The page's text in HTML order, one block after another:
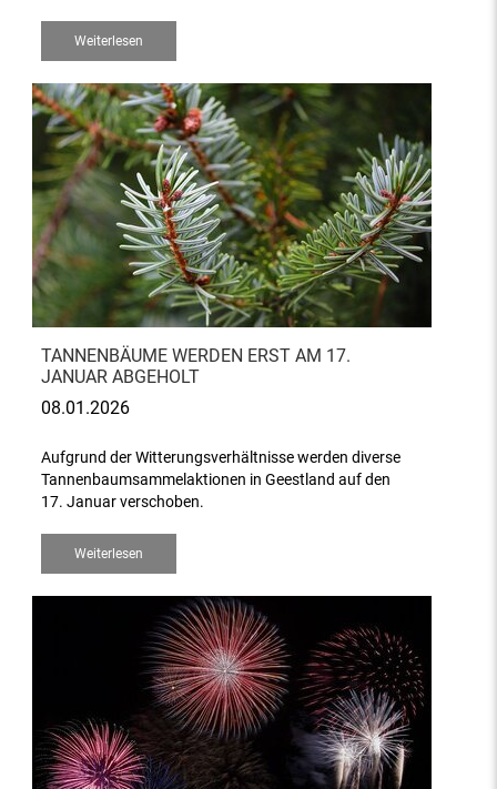
Weiterlesen
TANNENBÄUME WERDEN ERST AM 17.
JANUAR ABGEHOLT
08.01.2026
Aufgrund der Witterungsverhältnisse werden diverse
Tannenbaumsammelaktionen in Geestland auf den
17. Januar verschoben.
Weiterlesen